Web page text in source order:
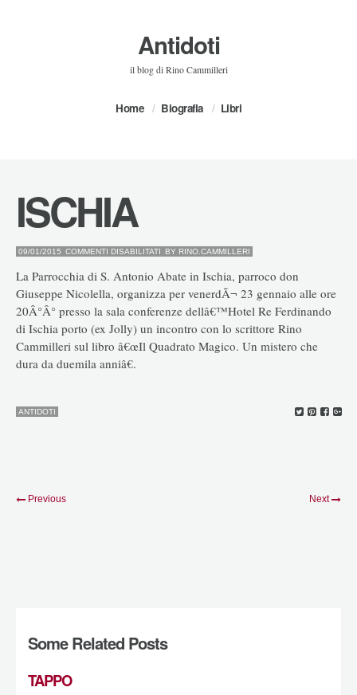
Antidoti
il blog di Rino Cammilleri
Home Biografia Libri
ISCHIA
09/01/2015 COMMENTI DISABILITATI SU
BY RINO.CAMMILLERI
La Parrocchia di S. Antonio Abate in Ischia, parroco don
Giuseppe Nicolella, organizza per venerdÃ¬ 23 gennaio alle ore
20Â°Â° presso la sala conferenze dellâ€™Hotel Re Ferdinando
di Ischia porto (ex Jolly) un incontro con lo scrittore Rino
Cammilleri sul libro â€œIl Quadrato Magico. Un mistero che
dura da duemila anniâ€.
ANTIDOTI
Previous Next
Some Related Posts
TAPPO